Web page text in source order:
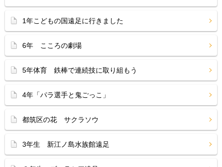
1年こどもの国遠足に行きました
6年 こころの劇場
5年体育 鉄棒で連続技に取り組もう
4年「パラ選手と鬼ごっこ」
都筑区の花 サクラソウ
3年生 新江ノ島水族館遠足